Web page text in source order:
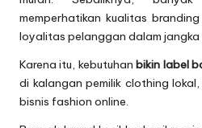
memperhatikan kualitas
loyalitas pelanggan dalam jangka
Karena itu, kebutuhanbikin label
di kalangan pemilik clothing
bisnis fashion online.